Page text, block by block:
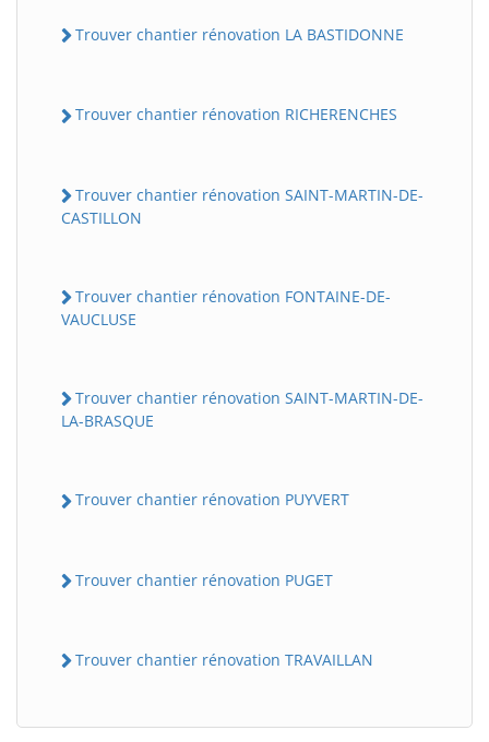
Trouver chantier rénovation LA BASTIDONNE
Trouver chantier rénovation RICHERENCHES
Trouver chantier rénovation SAINT-MARTIN-DE-
CASTILLON
Trouver chantier rénovation FONTAINE-DE-
VAUCLUSE
Trouver chantier rénovation SAINT-MARTIN-DE-
LA-BRASQUE
Trouver chantier rénovation PUYVERT
Trouver chantier rénovation PUGET
Trouver chantier rénovation TRAVAILLAN